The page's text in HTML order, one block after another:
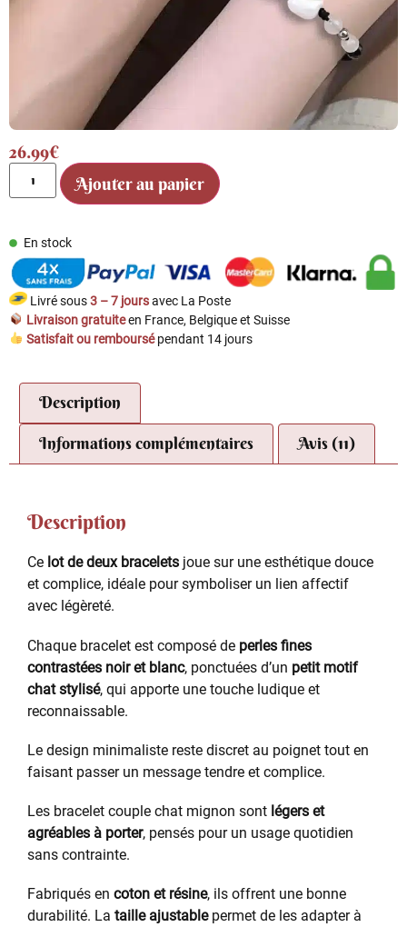
26.99€
Ajouter au panier
En stock
Livré sous3 – 7 joursavec La Poste
Livraison gratuiteen France, Belgique et Suisse
Satisfait ou remboursépendant 14 jours
Description
Informations complémentaires Avis (11)
Description
Ce lot de deux bracelets joue sur une esthétique douce
et complice, idéale pour symboliser un lien affectif
avec légèreté.
Chaque bracelet est composé de perles fines
contrastées noir et blanc, ponctuées d’un petit motif
chat stylisé, qui apporte une touche ludique et
reconnaissable.
Le design minimaliste reste discret au poignet tout en
faisant passer un message tendre et complice.
Les bracelet couple chat mignon sont légers et
agréables à porter, pensés pour un usage quotidien
sans contrainte.
Fabriqués en coton et résine, ils offrent une bonne
durabilité. La taille ajustablepermet de les adapter à